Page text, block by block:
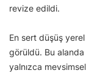
revize edildi.
En sert düşüş
görüldü. Bu
yalnızca